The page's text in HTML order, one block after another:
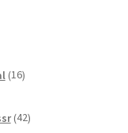
16izdelkov
42izdelkov